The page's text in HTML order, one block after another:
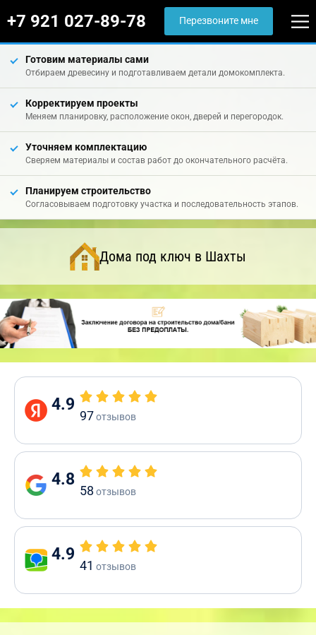
+7 921 027-89-78 Перезвоните мне
Готовим материалы сами
Отбираем древесину и подготавливаем детали домокомплекта.
Корректируем проекты
Меняем планировку, расположение окон, дверей и перегородок.
Уточняем комплектацию
Сверяем материалы и состав работ до окончательного расчёта.
Планируем строительство
Согласовываем подготовку участка и последовательность этапов.
Дома под ключ в Шахты
4.9
97отзывов
4.8
58 отзывов
4.9
41 отзывов